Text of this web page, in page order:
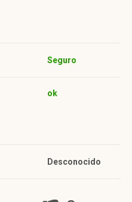
Seguro
ok
Desconocido